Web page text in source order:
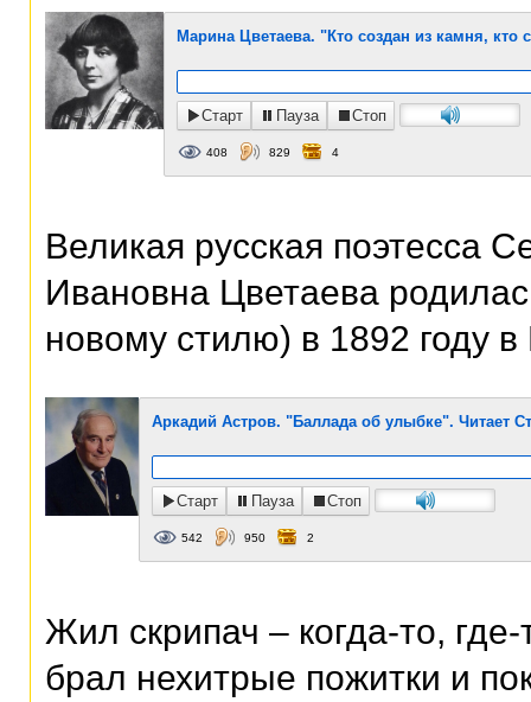
Марина Цветаева. "Кто создан из камня, кто
Старт Пауза Стоп
408 829 4
Великая русская поэтесса
Ивановна Цветаева
новому стилю) в 1892 году
Аркадий Астров. "Баллада об улыбке". Читает
Старт Пауза Стоп
542 950 2
Жил скрипач – когда-то,
брал нехитрые пожитки и